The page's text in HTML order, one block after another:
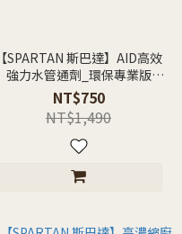
【SPARTAN 斯巴達】AID高效
強力水管通劑_環保專業版
(946ml)
NT$750
NT$1,490